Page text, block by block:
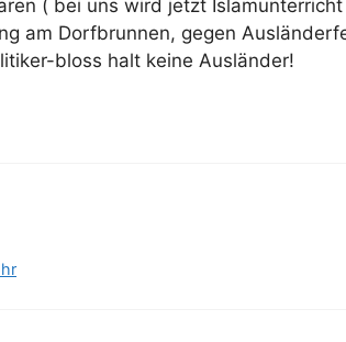
( bei uns wird jetzt
am Dorfbrunnen, gegen
bloss halt keine Ausländer!